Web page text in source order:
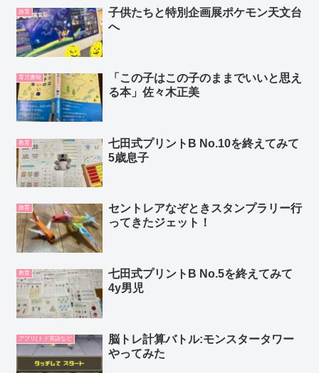
旅育
子供たちと特別企画展ポケモン天文台
へ
育児書籍
「この子はこの子のままでいいと思え
る本」佐々木正美
教育
七田式プリントB No.10を終えてみて
5歳息子
旅育
セントレアなぞときスタンプラリー行
ってきたジェット！
教育
七田式プリントB No.5を終えてみて
4y男児
アプリ(トド英語など
脳トレ計算バトル:モンスタータワー
やってみた